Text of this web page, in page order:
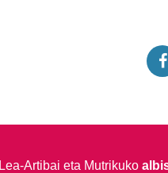
Lea-Artibai eta Mutrikuko